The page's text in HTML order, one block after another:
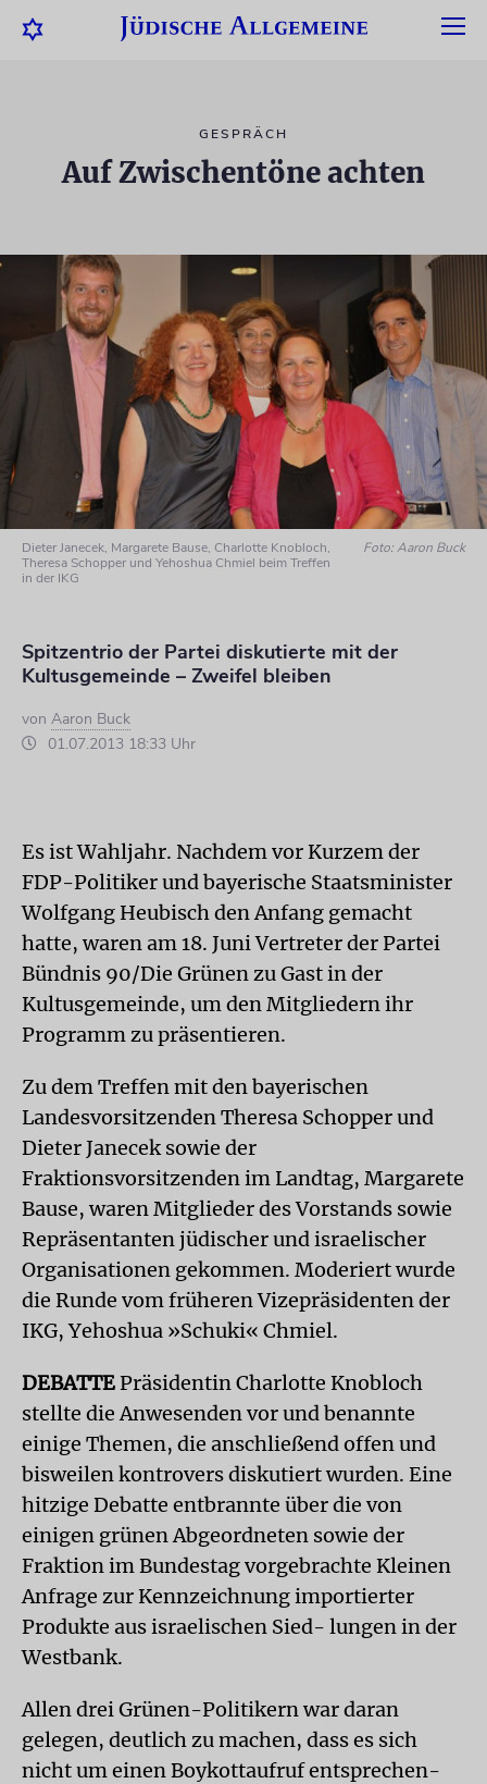
GESPRÄCH
Auf Zwischentöne achten
Dieter Janecek, Margarete Bause, Charlotte Knobloch,
Theresa Schopper und Yehoshua Chmiel beim Treffen
in der IKG
Foto: Aaron Buck
Spitzentrio der Partei diskutierte mit der
Kultusgemeinde – Zweifel bleiben
von Aaron Buck
01.07.2013 18:33 Uhr
Es ist Wahljahr. Nachdem vor Kurzem der
FDP-Politiker und bayerische Staatsminister
Wolfgang Heubisch den Anfang gemacht
hatte, waren am 18. Juni Vertreter der Partei
Bündnis 90/Die Grünen zu Gast in der
Kultusgemeinde, um den Mitgliedern ihr
Programm zu präsentieren.
Zu dem Treffen mit den bayerischen
Landesvorsitzenden Theresa Schopper und
Dieter Janecek sowie der
Fraktionsvorsitzenden im Landtag, Margarete
Bause, waren Mitglieder des Vorstands sowie
Repräsentanten jüdischer und israelischer
Organisationen gekommen. Moderiert wurde
die Runde vom früheren Vizepräsidenten der
IKG, Yehoshua »Schuki« Chmiel.
DEBATTEPräsidentin Charlotte Knobloch
stellte die Anwesenden vor und benannte
einige Themen, die anschließend offen und
bisweilen kontrovers diskutiert wurden. Eine
hitzige Debatte entbrannte über die von
einigen grünen Abgeordneten sowie der
Fraktion im Bundestag vorgebrachte Kleinen
Anfrage zur Kennzeichnung importierter
Produkte aus israelischen Sied- lungen in der
Westbank.
Allen drei Grünen-Politikern war daran
gelegen, deutlich zu machen, dass es sich
nicht um einen Boykottaufruf entsprechen-